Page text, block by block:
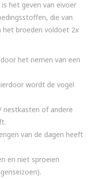
het geven van eivoer
die van
het broeden voldoet 2x
het nemen van een
wordt de vogel
nestkasten of andere
van de dagen heeft
en niet sproeien